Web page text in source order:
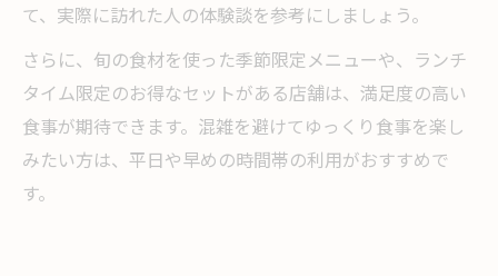
て、実際に訪れた人の体験談を参考にしましょう。
さらに、旬の食材を使った季節限定メニューや、ランチ
タイム限定のお得なセットがある店舗は、満足度の高い
食事が期待できます。混雑を避けてゆっくり食事を楽し
みたい方は、平日や早めの時間帯の利用がおすすめで
す。